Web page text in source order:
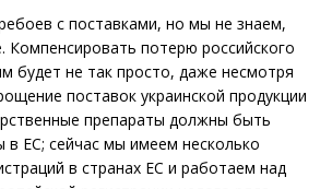
с поставками, но мы не знаем,
Компенсировать потерю российского
будет не так просто, даже несмотря
поставок украинской продукции
препараты должны быть
в ЕС; сейчас мы имеем несколько
в странах ЕС и работаем над